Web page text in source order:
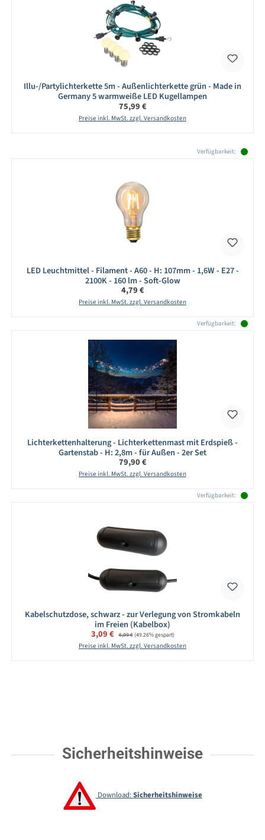
Illu-/Partylichterkette 5m - Außenlichterkette grün - Made in
Germany 5 warmweiße LED Kugellampen
Regulärer Preis:
75,99 €
Preise inkl. MwSt. zzgl. Versandkosten
Verfügbarkeit:
LED Leuchtmittel - Filament - A60 - H: 107mm - 1,6W - E27 -
2100K - 160 lm - Soft-Glow
Regulärer Preis:
4,79 €
Preise inkl. MwSt. zzgl. Versandkosten
Verfügbarkeit:
Lichterkettenhalterung - Lichterkettenmast mit Erdspieß -
Gartenstab - H: 2,8m - für Außen - 2er Set
Regulärer Preis:
79,90 €
Preise inkl. MwSt. zzgl. Versandkosten
Verfügbarkeit:
Kabelschutzdose, schwarz - zur Verlegung von Stromkabeln
im Freien (Kabelbox)
Verkaufspreis:
3,09 € Regulärer Preis:
6,09 €(49.26% gespart)
Preise inkl. MwSt. zzgl. Versandkosten
Sicherheitshinweise
Download:Sicherheitshinweise